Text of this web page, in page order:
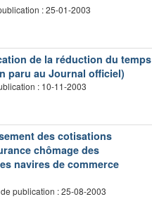
: 25-01-2003
de la réduction du temps
paru au Journal officiel)
: 10-11-2003
des cotisations
chômage des
navires de commerce
publication : 25-08-2003